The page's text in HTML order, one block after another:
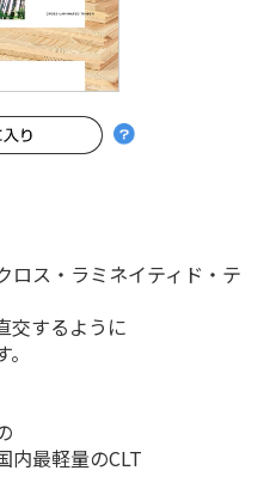
ス・ラミネイティド・テ
交するように
内最軽量のCLT